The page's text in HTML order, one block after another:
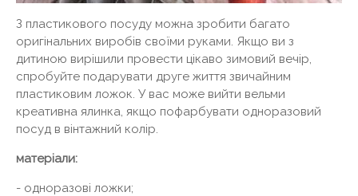
З пластикового посуду можна зробити багато
оригінальних виробів своїми руками. Якщо ви з
дитиною вирішили провести цікаво зимовий вечір,
спробуйте подарувати друге життя звичайним
пластиковим ложок. У вас може вийти вельми
креативна ялинка, якщо пофарбувати одноразовий
посуд в вінтажний колір.
матеріали:
- одноразові ложки;